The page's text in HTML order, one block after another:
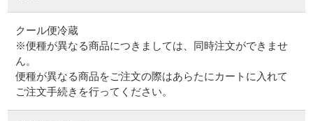
クール便冷蔵
※便種が異なる商品につきましては、同時注文ができませ
ん。
便種が異なる商品をご注文の際はあらたにカートに入れて
ご注文手続きを行ってください。